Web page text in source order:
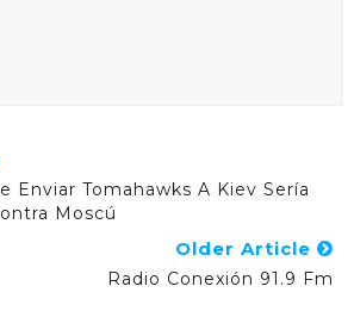
Enviar Tomahawks A Kiev Sería
Moscú
Older Article
Radio Conexión 91.9 Fm